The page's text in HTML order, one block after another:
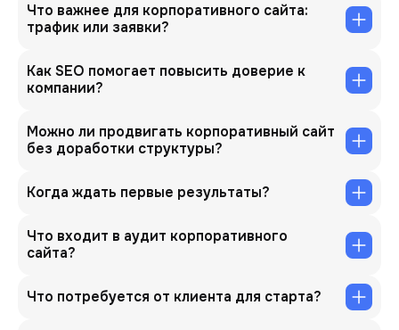
Что важнее для корпоративного сайта:
трафик или заявки?
Как SEO помогает повысить доверие к
компании?
Можно ли продвигать корпоративный сайт
без доработки структуры?
Когда ждать первые результаты?
Что входит в аудит корпоративного
сайта?
Что потребуется от клиента для старта?